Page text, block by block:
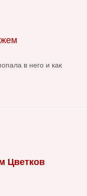
в него и как
Цветков